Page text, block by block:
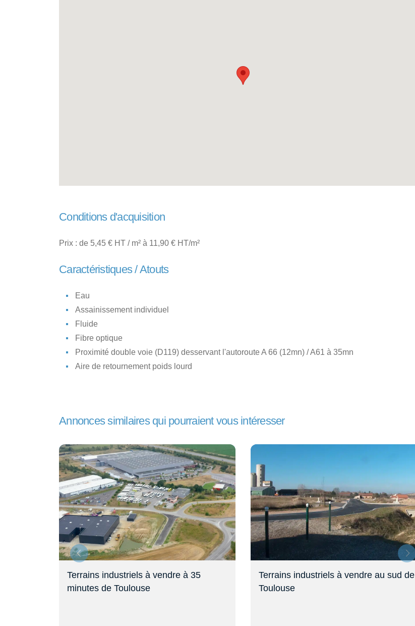
Conditions d'acquisition
Prix : de 5,45 € HT / m² à 11,90 € HT/m²
Caractéristiques / Atouts
Eau
Assainissement individuel
Fluide
Fibre optique
Proximité double voie (D119) desservant l'autoroute A 66 (12mn) / A61 à 35mn
Aire de retournement poids lourd
Annonces similaires qui pourraient vous intéresser
Terrains industriels à vendre à 35
minutes de Toulouse
Terrains industriels à vendre au sud de
Toulouse